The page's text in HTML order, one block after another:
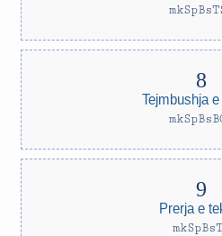
Tejmbushja
Prerja e